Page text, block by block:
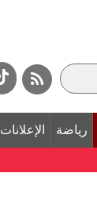
رياضة